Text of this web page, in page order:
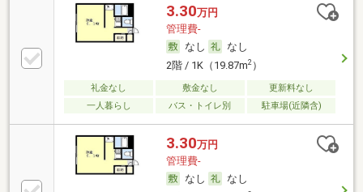
3.30万円
管理費-
なし
なし
2階 / 1K（19.87m2）
礼金なし 敷金なし
更新料なし
一人暮らし
バス・トイレ別 駐車場(近隣含)
3.30万円
管理費-
なし
なし